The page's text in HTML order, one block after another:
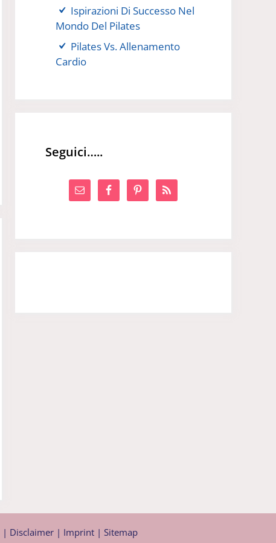
Ispirazioni Di Successo Nel
Mondo Del Pilates
Pilates Vs. Allenamento
Cardio
Seguici…..
| Disclaimer | Imprint | Sitemap